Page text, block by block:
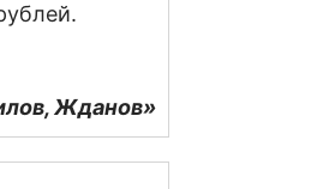
Жданов»